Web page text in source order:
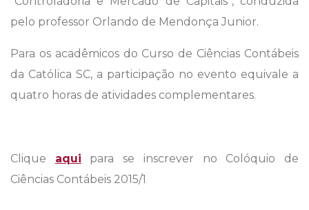
pelo professor Orlando de Mendonça Junior.
Para os acadêmicos do Curso de Ciências Contábeis
da Católica SC, a participação no evento equivale a
quatro horas de atividades complementares.
Clique aqui para se inscrever no Colóquio de
Ciências Contábeis 2015/1